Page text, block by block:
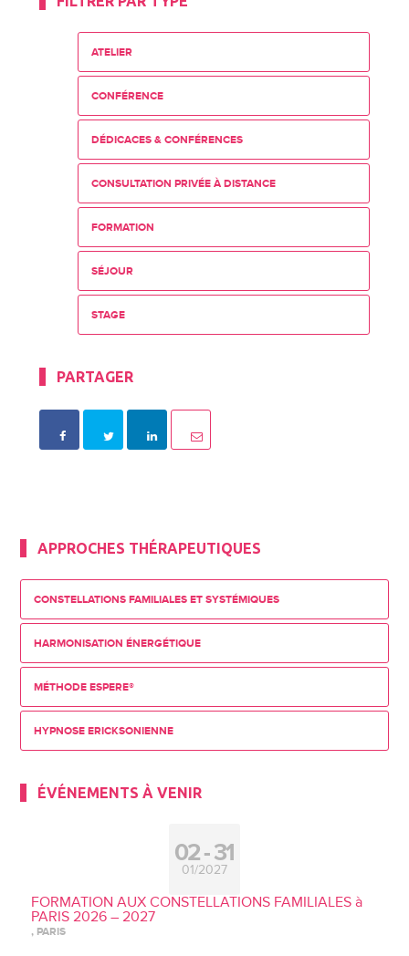
ATELIER
CONFÉRENCE
DÉDICACES & CONFÉRENCES
CONSULTATION PRIVÉE À DISTANCE
FORMATION
SÉJOUR
STAGE
PARTAGER
APPROCHES THÉRAPEUTIQUES
CONSTELLATIONS FAMILIALES ET SYSTÉMIQUES
HARMONISATION ÉNERGÉTIQUE
MÉTHODE ESPERE®
HYPNOSE ERICKSONIENNE
ÉVÉNEMENTS À VENIR
02 31
01/2027
FORMATION AUX CONSTELLATIONS FAMILIALES à
PARIS 2026 – 2027
, PARIS